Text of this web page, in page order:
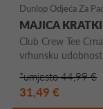
Dunlop Odjeća Za
MAJICA
Club Crew Tee
vrhunsku udobnost
*umjesto 44,99 €
31,49 €